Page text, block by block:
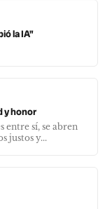
la IA"
y honor
entre sí, se abren
justos y...